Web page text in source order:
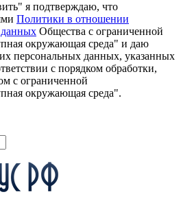
я подтверждаю, что
Политики в отношении
данных Общества с ограниченной
окружающая среда" и даю
персональных данных, указанных
с порядком обработки,
с ограниченной
окружающая среда".